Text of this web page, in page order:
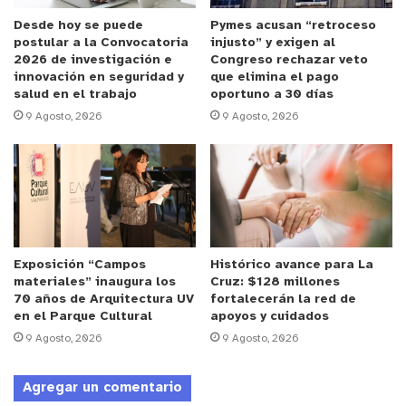
nuevos vehículos municipales para el Quillota te
Cuida.
Anuncio Patrocinado
Por su parte, el Delegado Presidencial Provincial,
José Orrego Ramírez, señaló que han iniciado un
trabajo importante y están presentes “en todos los
Consejo Comunales de Seguridad Pública, creamos
el Consejo Provincial de Seguridad Pública, donde
están representadas todas las Direcciones,
Carabineros y la PDI. También, estamos muy
preocupados de la situación de Quillota, ahí en
particular acabamos de reunir con los vecinos de
calle Prat, también nos reunimos con los
Comercio y estamos trabajando en conjunto para
Desde hoy se puede
postular a la Convocatoria
2026 de investigación e
innovación en seguridad y
salud en el trabajo
9 Agosto, 2026
Pymes acusan “retroceso
injusto” y exigen al
Congreso rechazar veto
que elimina el pago
oportuno a 30 días
9 Agosto, 2026
Exposición “Campos
materiales” inaugura los
70 años de Arquitectura UV
en el Parque Cultural
9 Agosto, 2026
Histórico avance para La
Cruz: $128 millones
fortalecerán la red de
apoyos y cuidados
9 Agosto, 2026
Agregar un comentario